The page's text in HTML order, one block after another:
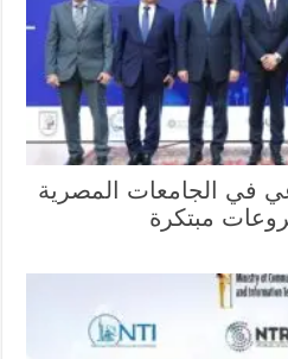
في الجامعات المصرية